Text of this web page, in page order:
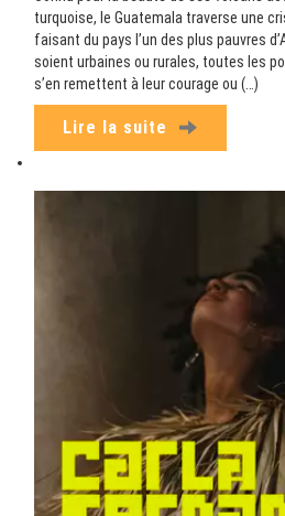
turquoise, le Guatemala traverse une
faisant du pays l’un des plus pauvres
soient urbaines ou rurales, toutes les
s’en remettent à leur courage ou (…)
Lire la suite